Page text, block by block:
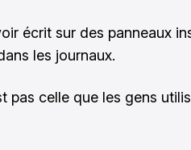
écrit sur des panneaux
les journaux.
pas celle que les gens